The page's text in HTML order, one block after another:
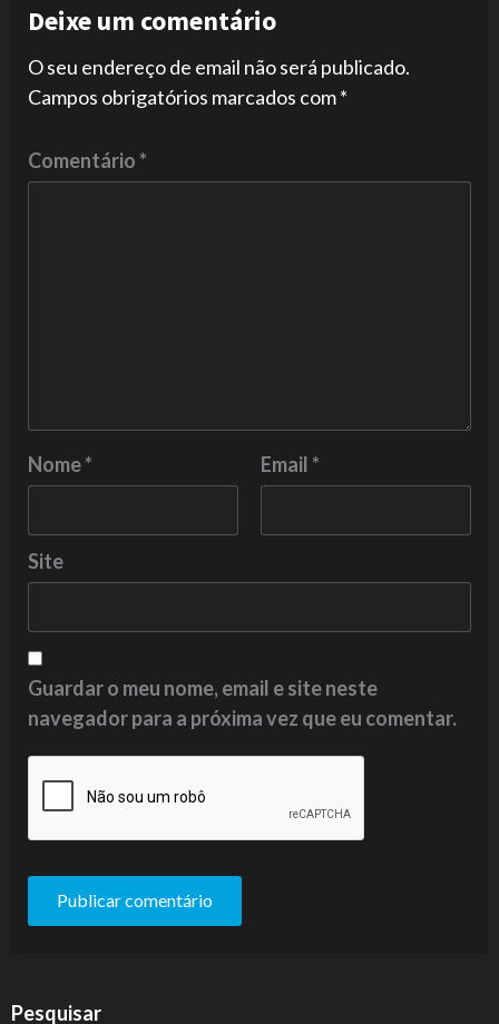
Deixe um comentário
O seu endereço de email não será publicado.
Campos obrigatórios marcados com*
Comentário*
Nome* Email*
Site
Guardar o meu nome, email e site neste
navegador para a próxima vez que eu comentar.
Pesquisar